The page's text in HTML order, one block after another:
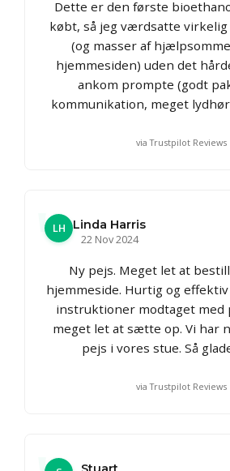
Dette er den første
købt, så jeg værdsatte
(og masser af
hjemmesiden) uden det
ankom prompte (godt
kommunikation, meget
via Trustpilot Reviews
LH
Linda Harris
22 Nov 2024
Ny pejs. Meget let at
hjemmeside. Hurtig og
instruktioner modtaget med
meget let at sætte op. Vi har
pejs i vores stue. Så
via Trustpilot Reviews